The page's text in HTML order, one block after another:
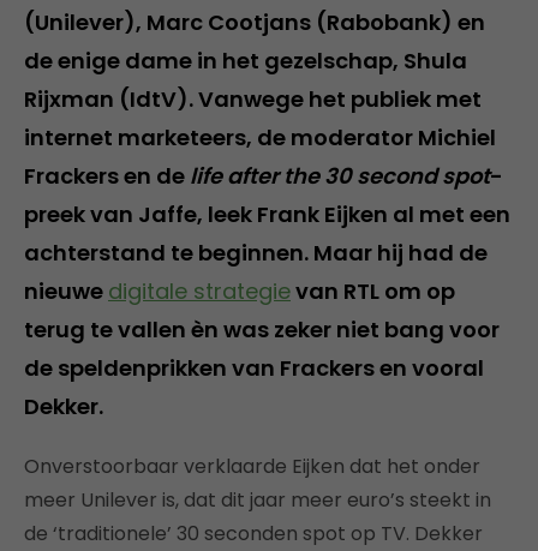
(Unilever), Marc Cootjans (Rabobank) en
de enige dame in het gezelschap, Shula
Rijxman (IdtV). Vanwege het publiek met
internet marketeers, de moderator Michiel
Frackers en de life after the 30 second spot-
preek van Jaffe, leek Frank Eijken al met een
achterstand te beginnen. Maar hij had de
nieuwe digitale strategievan RTL om op
terug te vallen èn was zeker niet bang voor
de speldenprikken van Frackers en vooral
Dekker.
Onverstoorbaar verklaarde Eijken dat het onder
meer Unilever is, dat dit jaar meer euro’s steekt in
de ‘traditionele’ 30 seconden spot op TV. Dekker